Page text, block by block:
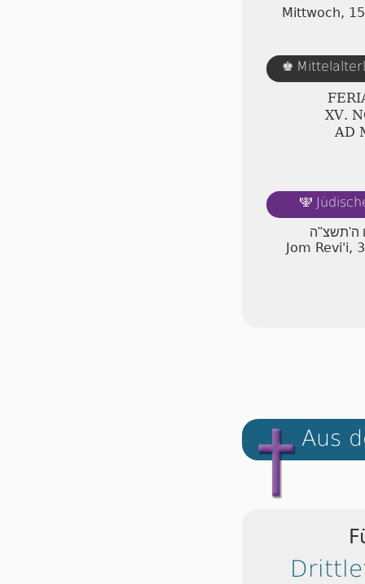
Mittwoch,
♚
ⅩⅤ.
AD
🕎
ה'תשצ"ה
Jom Revi'i,
Aus